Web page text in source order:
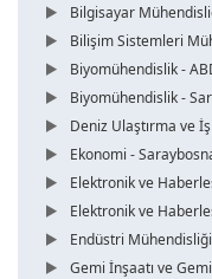
Bilgisayar
Bilişim Sistemleri
Biyomühendislik -
Biyomühendislik -
Deniz Ulaştırma ve
Ekonomi -
Elektronik ve
Elektronik ve
Endüstri
Gemi İnşaatı ve